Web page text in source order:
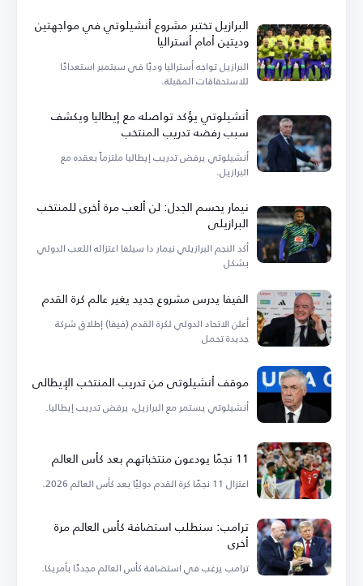
البرازيل تختبر مشروع أنشيلوتي في مواجهتين
وديتين أمام أستراليا
البرازيل تواجه أستراليا وديًا في سبتمبر استعدادًا
للاستحقاقات المقبلة.
أنشيلوتي يؤكد تواصله مع إيطاليا ويكشف
سبب رفضه تدريب المنتخب
أنشيلوتي يرفض تدريب إيطاليا ملتزماً بعقده مع
البرازيل.
نيمار يحسم الجدل: لن ألعب مرة أخرى للمنتخب
البرازيلي
أكد النجم البرازيلي نيمار دا سيلفا اعتزاله اللعب الدولي
بشكل
الفيفا يدرس مشروع جديد يغير عالم كرة القدم
أعلن الاتحاد الدولي لكرة القدم (فيفا) إطلاق شركة
جديدة تحمل
موقف أنشيلوتي من تدريب المنتخب الإيطالي
أنشيلوتي يستمر مع البرازيل، يرفض تدريب إيطاليا.
11 نجمًا يودعون منتخباتهم بعد كأس العالم
اعتزال 11 نجمًا كرة القدم دوليًا بعد كأس العالم 2026.
ترامب: سنطلب استضافة كأس العالم مرة
أخرى
ترامب يرغب في استضافة كأس العالم مجددًا بأمريكا.